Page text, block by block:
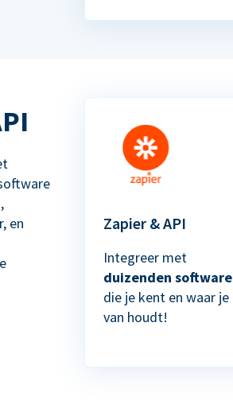
en
Zapier & API
Integreer met
duizenden software
die je kent en waar je
van houdt!